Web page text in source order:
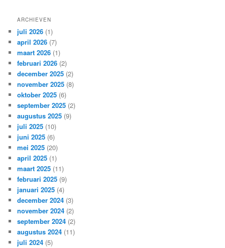
ARCHIEVEN
juli 2026 (1)
april 2026 (7)
maart 2026 (1)
februari 2026 (2)
december 2025 (2)
november 2025 (8)
oktober 2025 (6)
september 2025 (2)
augustus 2025 (9)
juli 2025 (10)
juni 2025 (6)
mei 2025 (20)
april 2025 (1)
maart 2025 (11)
februari 2025 (9)
januari 2025 (4)
december 2024 (3)
november 2024 (2)
september 2024 (2)
augustus 2024 (11)
juli 2024 (5)